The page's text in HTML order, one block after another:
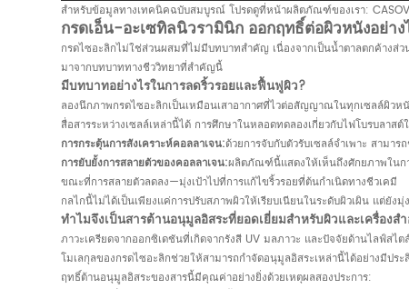
สำหรับข้อมูลทางเทคนิคฉบับสมบูรณ์ โปรดดูที่หน้าผลิตภัณฑ์ของเรา:
กรดเอ็น-อะเซทิลนิวรามินิก ออกฤทธิ์ต่อผิวหนังอย่าง
กรดไซอะลิกไม่ใช่ส่วนผสมที่ไม่มีบทบาทสำคัญ เนื่องจากเป็นน้ำตาลตกค้าง
มาจากบทบาททางชีววิทยาที่สำคัญนี้
มีบทบาทอย่างไรในการลดริ้วรอยและฟื้นฟูผิว?
ลองนึกภาพกรดไซอะลิกเป็นเหมือนเสาอากาศที่ไวต่อสัญญาณในทุกเซลล์ผิว
สื่อสารระหว่างเซลล์เหล่านี้ได้ การศึกษาในหลอดทดลองเกี่ยวกับไฟโบรบล
การกระตุ้นการสังเคราะห์คอลลาเจน:ด้วยการจับกับตัวรับเซลล์จำเพาะ สามา
การยับยั้งการสลายตัวของคอลลาเจน:ผลิตภัณฑ์นี้แสดงให้เห็นถึงศักยภาพในก
ขณะที่การสลายตัวลดลง—มุ่งเป้าไปที่การแก้ไขริ้วรอยที่ต้นกำเนิดทางชีวเคมี
กลไกนี้ไม่ได้เป็นเพียงแค่การปรับสภาพผิวให้เรียบเนียนในระดับผิวเผิน แต่ยั
ทำไมจึงเป็นสารต้านอนุมูลอิสระที่ยอดเยี่ยมสำหรับผิวและเครื่องส
ภาวะเครียดจากออกซิเดชันที่เกิดจากรังสี UV มลภาวะ และปัจจัยด้านไลฟ์ส
โมเลกุลของกรดไซอะลิกช่วยให้สามารถกำจัดอนุมูลอิสระเหล่านี้ได้อย่างมีปร
ฤทธิ์ต้านอนุมูลอิสระของสารนี้มีคุณค่าอย่างยิ่งด้วยเหตุผลสองประการ: